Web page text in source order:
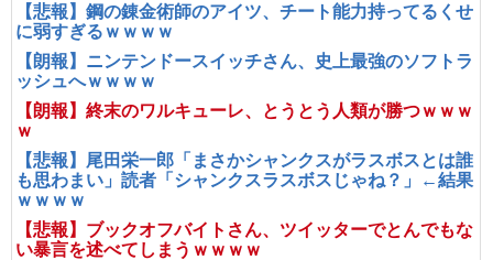
【悲報】鋼の錬金術師のアイツ、チート能力持ってるくせ
に弱すぎるｗｗｗｗ
【朗報】ニンテンドースイッチさん、史上最強のソフトラ
ッシュへｗｗｗｗ
【朗報】終末のワルキューレ、とうとう人類が勝つｗｗｗ
ｗ
【悲報】尾田栄一郎「まさかシャンクスがラスボスとは誰
も思わまい」読者「シャンクスラスボスじゃね？」←結果
ｗｗｗｗ
【悲報】ブックオフバイトさん、ツイッターでとんでもな
い暴言を述べてしまうｗｗｗｗ